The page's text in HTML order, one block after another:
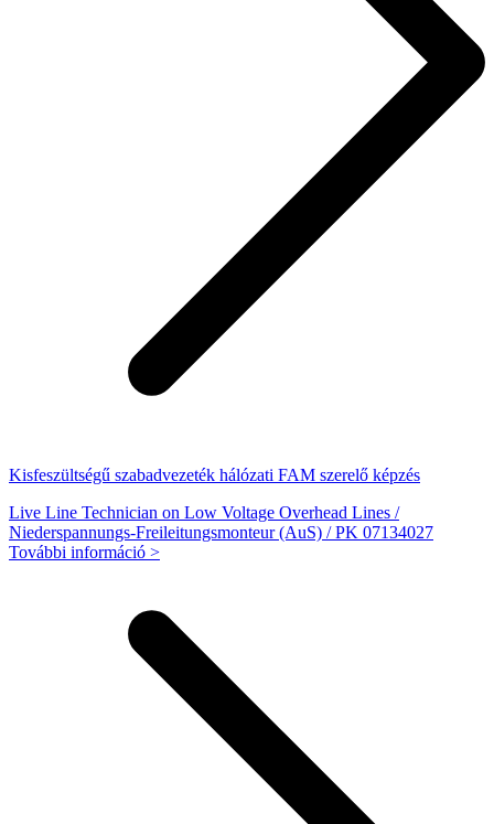
Kisfeszültségű szabadvezeték hálózati FAM szerelő képzés
Live Line Technician on Low Voltage Overhead Lines /
Niederspannungs-Freileitungsmonteur (AuS) / PK 07134027
További információ >